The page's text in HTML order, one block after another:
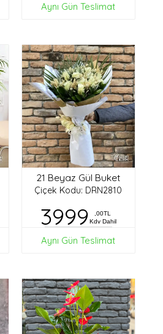
Aynı Gün Teslimat
21 Beyaz Gül Buket
Çiçek Kodu: DRN2810
3999
,00TL
Kdv Dahil
Aynı Gün Teslimat